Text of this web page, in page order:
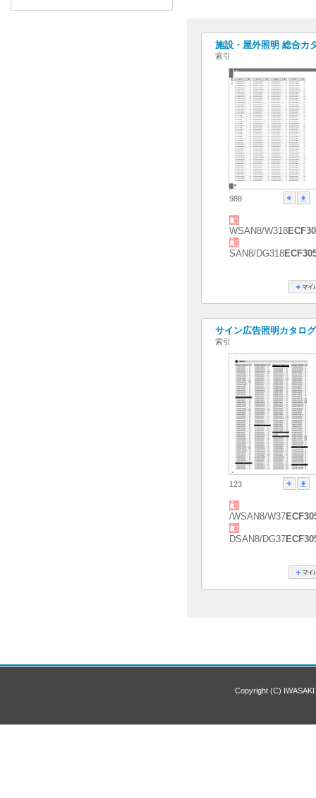
施設・屋外照明 総合カ
索引
988
WSAN8/W318
SAN8/DG318
サイン広告照明カタロ
索引
123
/WSAN8/W37
DSAN8/DG37
Copyright (C)